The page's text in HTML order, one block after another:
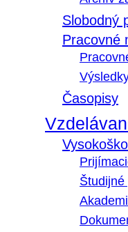
Slobodný
Pracovné
Časopisy